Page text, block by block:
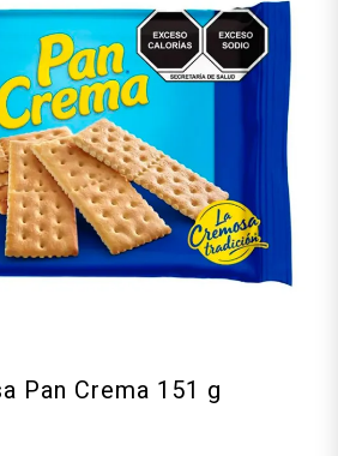
Pan Crema 151 g